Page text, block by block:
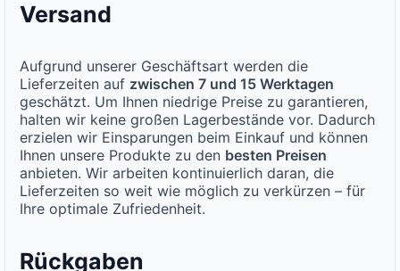
Versand
Aufgrund unserer Geschäftsart werden die
Lieferzeiten auf zwischen 7 und 15 Werktagen
geschätzt. Um Ihnen niedrige Preise zu garantieren,
halten wir keine großen Lagerbestände vor. Dadurch
erzielen wir Einsparungen beim Einkauf und können
Ihnen unsere Produkte zu den besten Preisen
anbieten. Wir arbeiten kontinuierlich daran, die
Lieferzeiten so weit wie möglich zu verkürzen – für
Ihre optimale Zufriedenheit.
Rückgaben